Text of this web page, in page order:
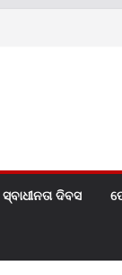
ସ୍ବାଧୀନତା ଦିବସ